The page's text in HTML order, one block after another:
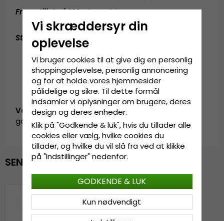
Fremstillet af:100% bomuld
Størrelsesguide: One size fits all
Vare-ID:
garda.cap.grey.tiger
SENAST VISTE
Vi skræddersyr din
oplevelse
Vi bruger cookies til at give dig en personlig
shoppingoplevelse, personlig annoncering
og for at holde vores hjemmesider
pålidelige og sikre. Til dette formål
indsamler vi oplysninger om brugere, deres
design og deres enheder.
Klik på "Godkende & luk", hvis du tillader alle
cookies eller vælg, hvilke cookies du
tillader, og hvilke du vil slå fra ved at klikke
på "Indstillinger" nedenfor.
Kun nødvendigt
GODKENDE & LUK